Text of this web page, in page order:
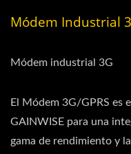
Módem Industrial
Módem industrial 3G
El Módem 3G/GPRS es
GAINWISE para una
gama de rendimiento y